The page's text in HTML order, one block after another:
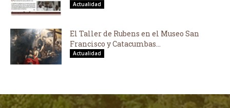
Actualidad
El Taller de Rubens en el Museo San
Francisco y Catacumbas...
Actualidad